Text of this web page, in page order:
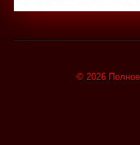
© 2026